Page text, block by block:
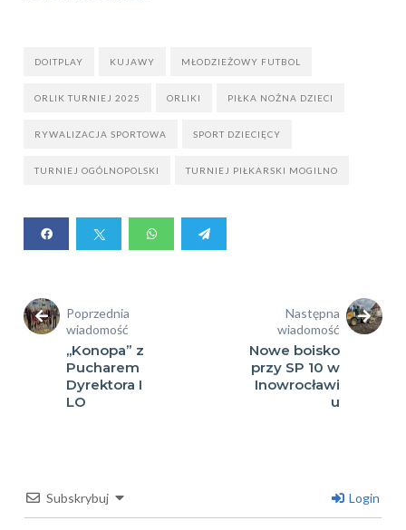
DOITPLAY KUJAWY MŁODZIEŻOWY FUTBOL
ORLIK TURNIEJ 2025 ORLIKI PIŁKA NOŻNA DZIECI
RYWALIZACJA SPORTOWA SPORT DZIECIĘCY
TURNIEJ OGÓLNOPOLSKI TURNIEJ PIŁKARSKI MOGILNO
Poprzednia
wiadomość
,,Konopa” z
Pucharem
Dyrektora I
LO
Następna
wiadomość
Nowe boisko
przy SP 10 w
Inowrocławi
u
Subskrybuj Login